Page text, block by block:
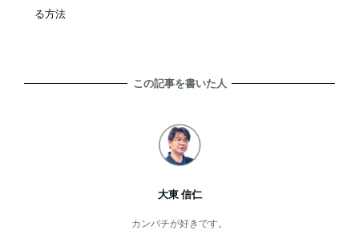
る方法
この記事を書いた人
大東 信仁
カンパチが好きです。